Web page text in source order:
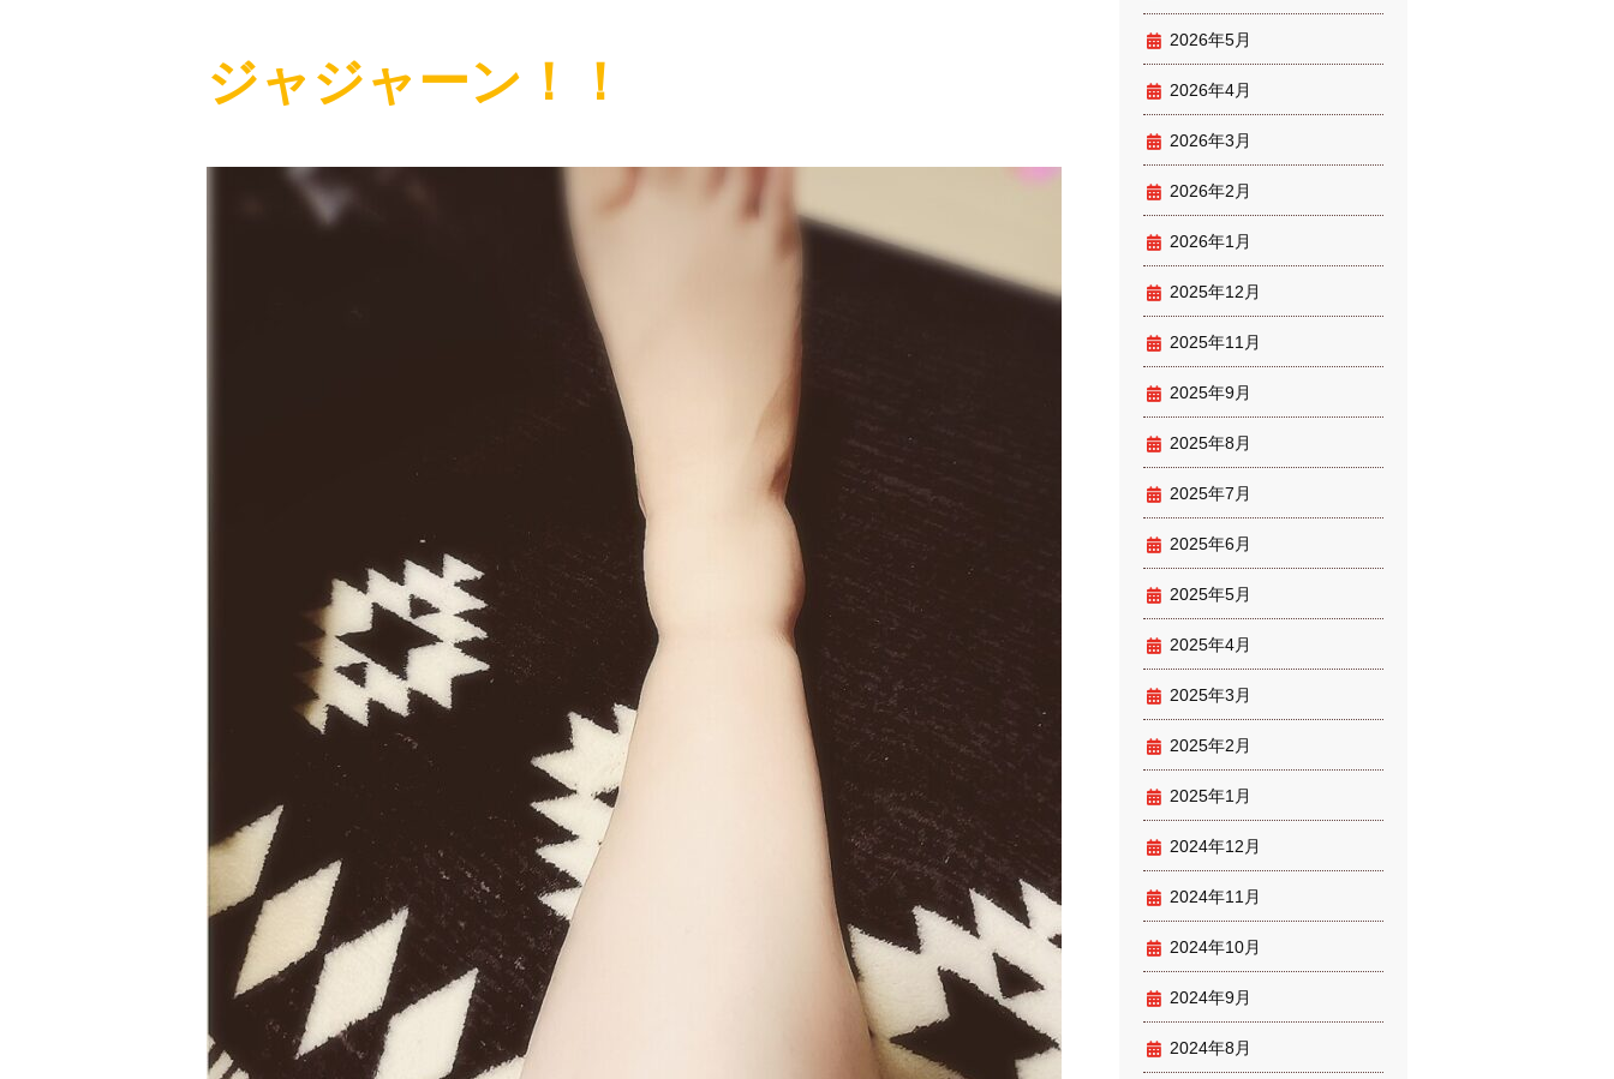
ジャジャーン！！
2026年5月
2026年4月
2026年3月
2026年2月
2026年1月
2025年12月
2025年11月
2025年9月
2025年8月
2025年7月
2025年6月
2025年5月
2025年4月
2025年3月
2025年2月
2025年1月
2024年12月
2024年11月
2024年10月
2024年9月
2024年8月